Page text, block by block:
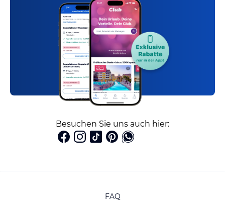
Besuchen Sie uns auch hier:
FAQ